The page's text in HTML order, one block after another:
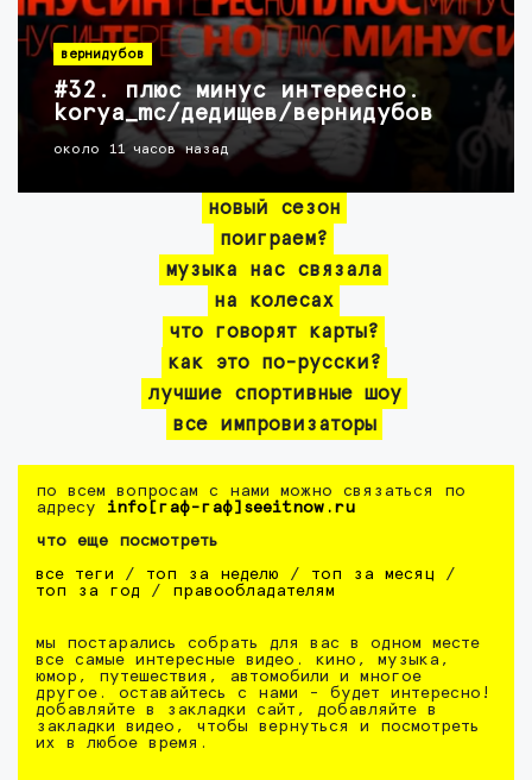
вернидубов
#32. плюс минус интересно.
korya_mc/дедищев/вернидубов
около 11 часов назад
новый сезон
поиграем?
музыка нас связала
на колесах
что говорят карты?
как это по-русски?
лучшие спортивные шоу
все импровизаторы
по всем вопросам с нами можно связаться по
адресу info[гаф-гаф]seeitnow.ru
что еще посмотреть
все теги / топ за неделю / топ за месяц /
топ за год / правообладателям
мы постарались собрать для вас в одном месте
все самые интересные видео. кино, музыка,
юмор, путешествия, автомобили и многое
другое. оставайтесь с нами - будет интересно!
добавляйте в закладки сайт, добавляйте в
закладки видео, чтобы вернуться и посмотреть
их в любое время.